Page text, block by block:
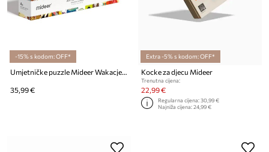
-15% s kodom: OFF*
35,99 €
Extra -5% s kodom: OFF*
Kocke za djecu Mideer
Trenutna cijena:
22,99 €
Regularna cijena:30,99 €
Najniža cijena:24,99 €